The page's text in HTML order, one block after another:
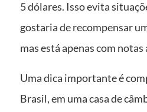
5 dólares. Isso evita
gostaria de recompensar
mas está apenas com notas
Uma dica importante é
Brasil, em uma casa de